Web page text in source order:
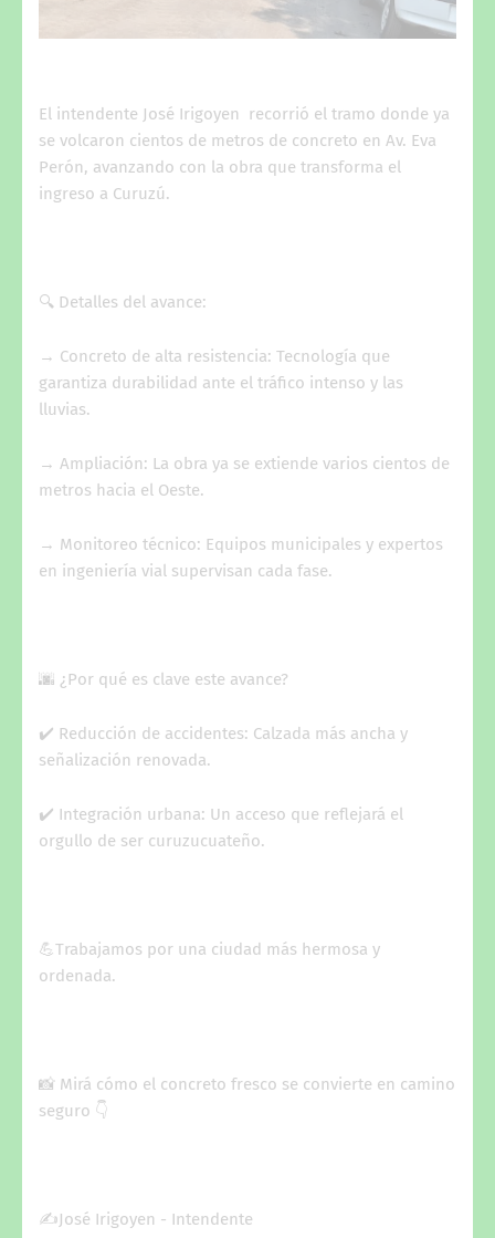
El intendente José Irigoyen recorrió el tramo donde ya
se volcaron cientos de metros de concreto en Av. Eva
Perón, avanzando con la obra que transforma el
ingreso a Curuzú.
🔍 Detalles del avance:
→ Concreto de alta resistencia: Tecnología que
garantiza durabilidad ante el tráfico intenso y las
lluvias.
→ Ampliación: La obra ya se extiende varios cientos de
metros hacia el Oeste.
→ Monitoreo técnico: Equipos municipales y expertos
en ingeniería vial supervisan cada fase.
🌆 ¿Por qué es clave este avance?
✔️ Reducción de accidentes: Calzada más ancha y
señalización renovada.
✔️ Integración urbana: Un acceso que reflejará el
orgullo de ser curuzucuateño.
💪Trabajamos por una ciudad más hermosa y
ordenada.
📸 Mirá cómo el concreto fresco se convierte en camino
seguro 👇
✍️José Irigoyen - Intendente